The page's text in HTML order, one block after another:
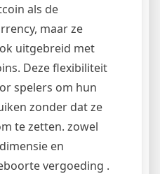
als de
maar ze
uitgebreid met
Deze flexibiliteit
spelers om hun
zonder dat ze
te zetten. zowel
en
vergoeding .